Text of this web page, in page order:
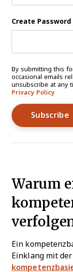
Create Password
By submitting this
occasional emails
unsubscribe at any
Privacy Policy
Warum
Ein
Einklang mit